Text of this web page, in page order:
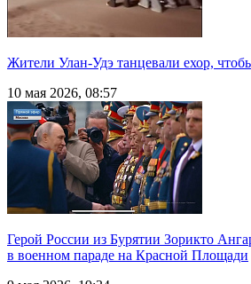
Жители Улан-Удэ танцевали ехор,
10 мая 2026, 08:57
Герой России из Бурятии Зорикто
в военном параде на Красной Площади